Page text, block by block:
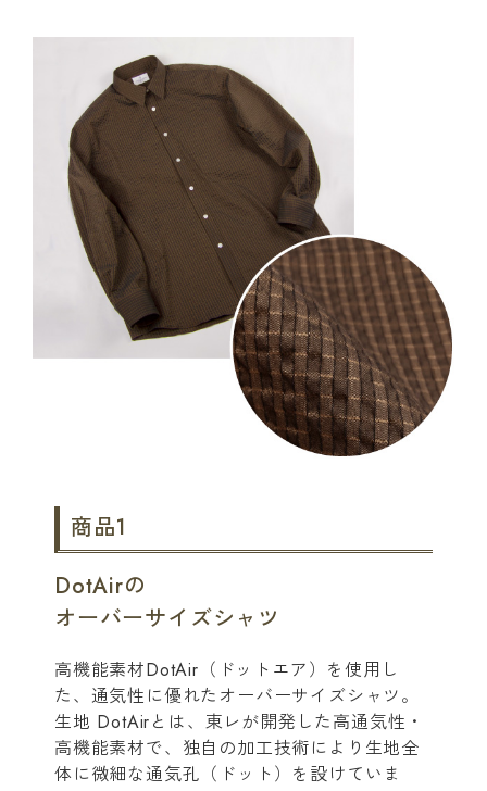
商品1
DotAirの
オーバーサイズシャツ
高機能素材DotAir（ドットエア）を使用し
た、通気性に優れたオーバーサイズシャツ。
生地 DotAirとは、東レが開発した高通気性・
高機能素材で、独自の加工技術により生地全
体に微細な通気孔（ドット）を設けていま